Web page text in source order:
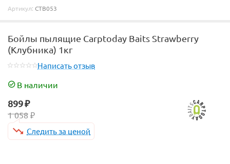
Артикул: CTB053
Бойлы пылящие Carptoday Baits Strawberry
(Клубника) 1кг
Написать отзыв
В наличии
899₽
1 058 ₽
Следить за ценой